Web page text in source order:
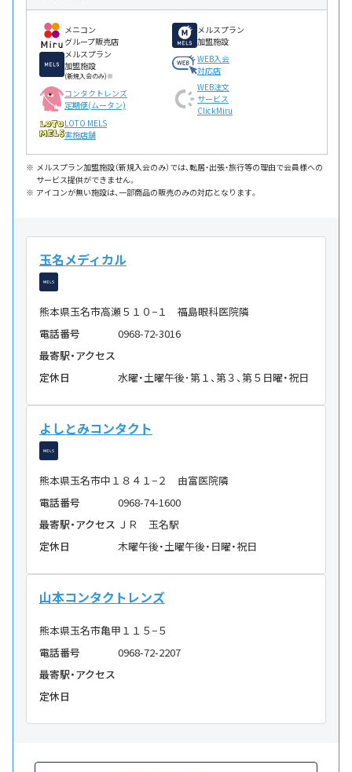
メニコン
グループ販売店
メルスプラン
加盟施設
メルスプラン
加盟施設
(新規入会のみ)※
WEB入会
対応店
コンタクトレンズ
定期便(ムータン)
WEB注文
サービス
ClickMiru
LOTO MELS
実施店舗
メルスプラン加盟施設（新規入会のみ）では、転居・出張・旅行等の理由で会員様への
サービス提供ができません。
アイコンが無い施設は、一部商品の販売のみの対応となります。
玉名メディカル
熊本県玉名市高瀬５１０−１ 福島眼科医院隣
電話番号
0968-72-3016
最寄駅・アクセス
定休日
水曜・土曜午後･第１、第３、第５日曜・祝日
よしとみコンタクト
熊本県玉名市中１８４１−２ 由富医院隣
電話番号
0968-74-1600
最寄駅・アクセス ＪＲ 玉名駅
定休日
木曜午後・土曜午後・日曜・祝日
山本コンタクトレンズ
熊本県玉名市亀甲１１５−５
電話番号
0968-72-2207
最寄駅・アクセス
定休日